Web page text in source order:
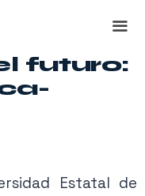
futuro:
Estatal de